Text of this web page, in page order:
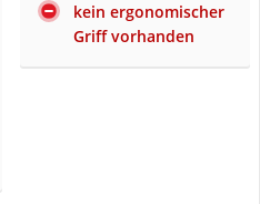
kein ergonomischer
Griff vorhanden